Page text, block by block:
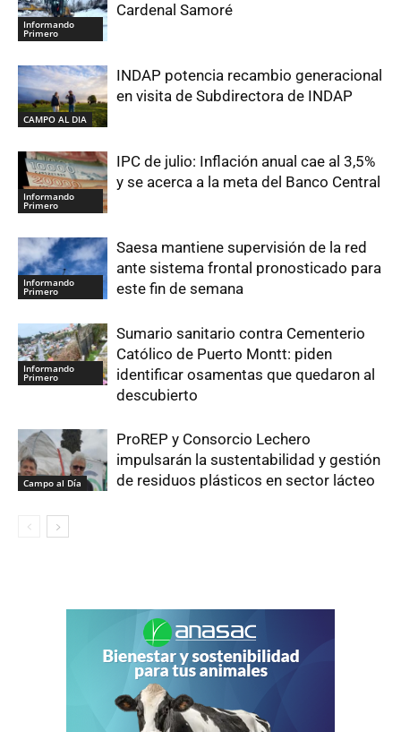
Informando
Primero
Cardenal Samoré
CAMPO AL DIA
INDAP potencia recambio generacional
en visita de Subdirectora de INDAP
Informando
Primero
IPC de julio: Inflación anual cae al 3,5%
y se acerca a la meta del Banco Central
Informando
Primero
Saesa mantiene supervisión de la red
ante sistema frontal pronosticado para
este fin de semana
Informando
Primero
Sumario sanitario contra Cementerio
Católico de Puerto Montt: piden
identificar osamentas que quedaron al
descubierto
Campo al Día
ProREP y Consorcio Lechero
impulsarán la sustentabilidad y gestión
de residuos plásticos en sector lácteo